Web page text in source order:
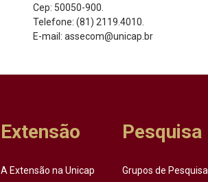
Cep: 50050-900.
Telefone: (81) 2119.4010.
E-mail: assecom@unicap.br
Extensão
A Extensão na Unicap
Pesquisa
Grupos de Pesquisa